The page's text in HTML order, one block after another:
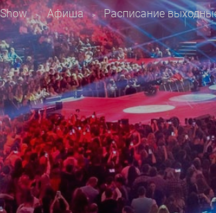
> Афиша > Расписание